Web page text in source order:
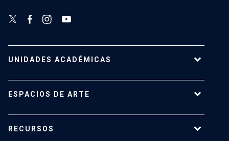
UNIDADES ACADÉMICAS
Escuela de Arte
Escuela de Diseño
ESPACIOS DE ARTE
RECURSOS